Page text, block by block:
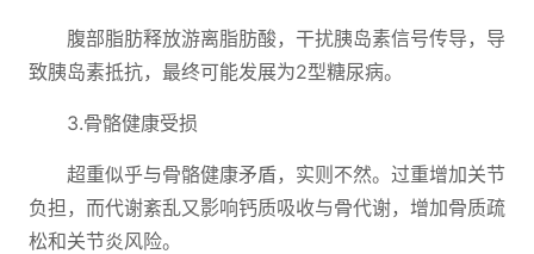
腹部脂肪释放游离脂肪酸，干扰胰岛素信号传导，导
致胰岛素抵抗，最终可能发展为2型糖尿病。
3.骨骼健康受损
超重似乎与骨骼健康矛盾，实则不然。过重增加关节
负担，而代谢紊乱又影响钙质吸收与骨代谢，增加骨质疏
松和关节炎风险。